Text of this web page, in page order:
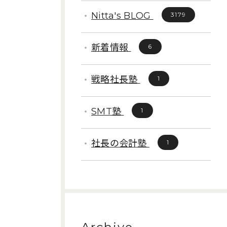
Nitta's BLOG 3179
新着情報 6
戦略社長塾 1
SMT塾 1
社長の会計塾 1